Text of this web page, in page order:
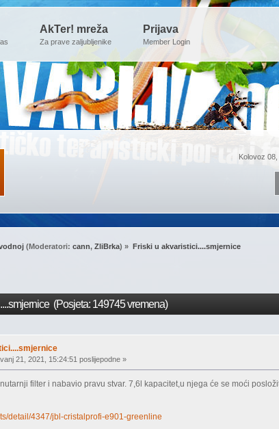
AkTer! mreža
Za prave zaljubljenike
Prijava
Member Login
Kolovoz
(Moderatori:cann,ZliBrka) » Friski u akvaristici....smjernice
(Posjeta: 149745 vremena)
21, 2021, 15:24:51 poslijepodne »
filter i nabavio pravu stvar. 7,6l kapacitet,u njega će se moći
detail/4347/jbl-cristalprofi-e901-greenline